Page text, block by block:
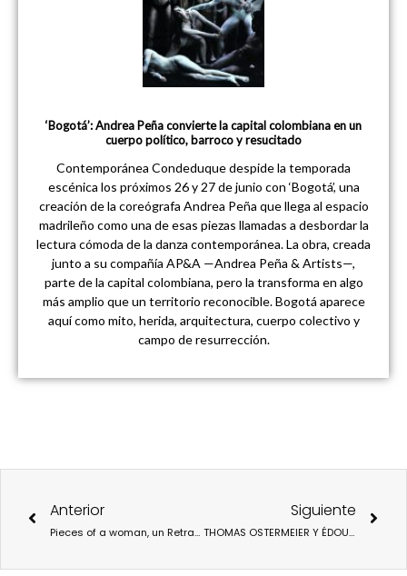
‘Bogotá’: Andrea Peña convierte la capital colombiana en un
cuerpo político, barroco y resucitado
Contemporánea Condeduque despide la temporada
escénica los próximos 26 y 27 de junio con ‘Bogotá’, una
creación de la coreógrafa Andrea Peña que llega al espacio
madrileño como una de esas piezas llamadas a desbordar la
lectura cómoda de la danza contemporánea. La obra, creada
junto a su compañía AP&A —Andrea Peña & Artists—,
parte de la capital colombiana, pero la transforma en algo
más amplio que un territorio reconocible. Bogotá aparece
aquí como mito, herida, arquitectura, cuerpo colectivo y
campo de resurrección.
Anterior
Pieces of a woman, un Retrato del dolor.
Siguiente
THOMAS OSTERMEIER Y ÉDOUARD LOUIS PRESENTAN «QUIÉN MATÓ A MI PADRE»